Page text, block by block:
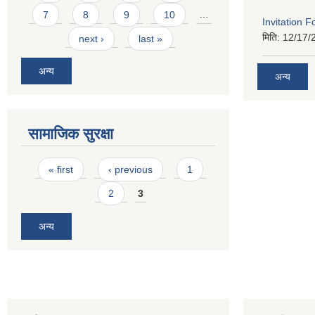
7 8 9 10 …
next › last »
अन्य
सामाजिक सुरक्षा
Pages
« first ‹ previous 1
2 3
अन्य
Invitation
मिति: 12/17/
अन्य